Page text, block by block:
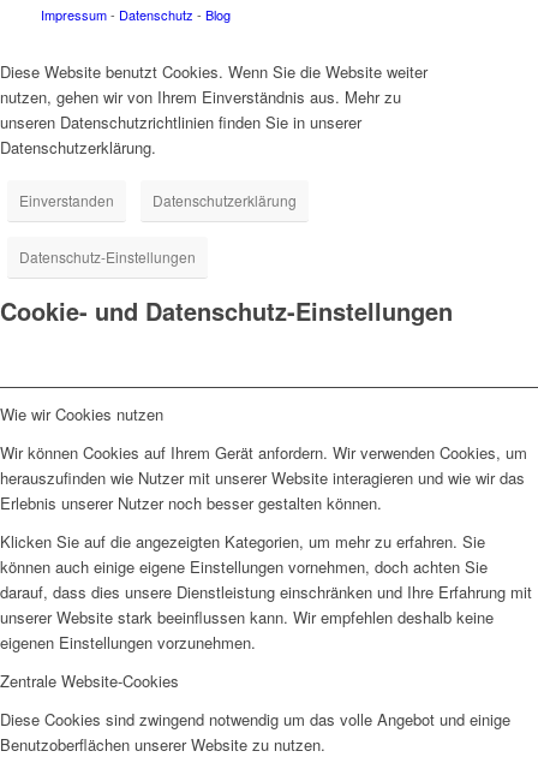
Impressum- Datenschutz - Blog
Diese Website benutzt Cookies. Wenn Sie die Website weiter
nutzen, gehen wir von Ihrem Einverständnis aus. Mehr zu
unseren Datenschutzrichtlinien finden Sie in unserer
Datenschutzerklärung.
Einverstanden Datenschutzerklärung
Datenschutz-Einstellungen
Cookie- und Datenschutz-Einstellungen
Wie wir Cookies nutzen
Wir können Cookies auf Ihrem Gerät anfordern. Wir verwenden Cookies, um
herauszufinden wie Nutzer mit unserer Website interagieren und wie wir das
Erlebnis unserer Nutzer noch besser gestalten können.
Klicken Sie auf die angezeigten Kategorien, um mehr zu erfahren. Sie
können auch einige eigene Einstellungen vornehmen, doch achten Sie
darauf, dass dies unsere Dienstleistung einschränken und Ihre Erfahrung mit
unserer Website stark beeinflussen kann. Wir empfehlen deshalb keine
eigenen Einstellungen vorzunehmen.
Zentrale Website-Cookies
Diese Cookies sind zwingend notwendig um das volle Angebot und einige
Benutzoberflächen unserer Website zu nutzen.